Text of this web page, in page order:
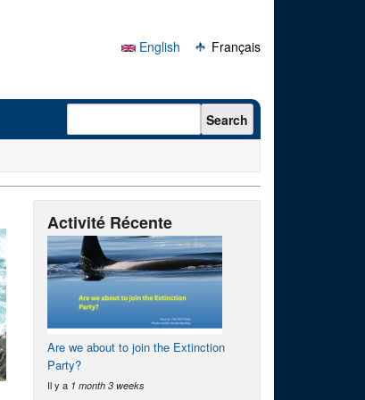
English
Français
Search form Search
Activité Récente
Are we about to join the Extinction
Party?
Il y a 1 month 3 weeks